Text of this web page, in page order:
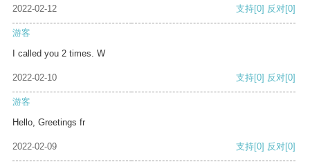
2022-02-12 支持[0] 反对[0]
游客
I called you 2 times. W
2022-02-10 支持[0] 反对[0]
游客
Hello, Greetings fr
2022-02-09 支持[0] 反对[0]